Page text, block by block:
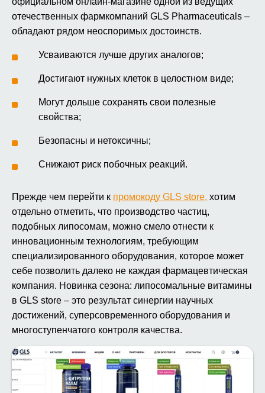
отечественных фармкомпаний GLS Pharmaceuticals –
обладают рядом неоспоримых достоинств.
Усваиваются лучше других аналогов;
Достигают нужных клеток в целостном виде;
Могут дольше сохранять свои полезные
свойства;
Безопасны и нетоксичны;
Снижают риск побочных реакций.
Прежде чем перейти к промокоду GLS store, хотим
отдельно отметить, что производство частиц,
подобных липосомам, можно смело отнести к
инновационным технологиям, требующим
специализированного оборудования, которое может
себе позволить далеко не каждая фармацевтическая
компания. Новинка сезона: липосомальные витамины
в GLS store – это результат синергии научных
достижений, суперсовременного оборудования и
многоступенчатого контроля качества.